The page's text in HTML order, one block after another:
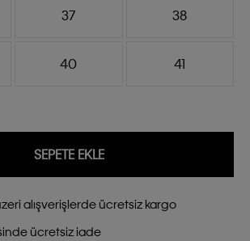
37 38
40 41
SEPETE EKLE
alışverişlerde ücretsiz kargo
ücretsiz iade